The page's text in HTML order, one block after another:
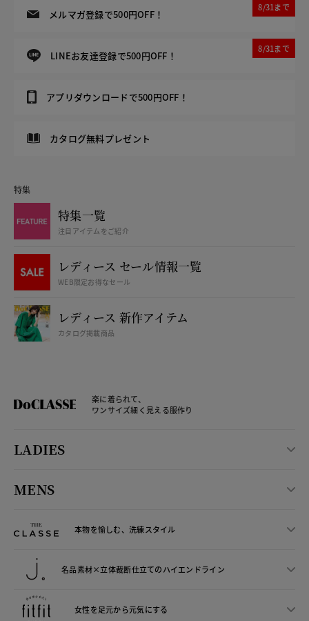
メルマガ登録で500円OFF！
8/31まで
LINEお友達登録で500円OFF！
8/31まで
アプリダウンロードで500円OFF！
カタログ無料プレゼント
特集
特集一覧
注目アイテムをご紹介
レディース セール情報一覧
WEB限定お得なセール
レディース 新作アイテム
カタログ掲載商品
楽に着られて、
ワンサイズ細く見える服作り
LADIES
MENS
本物を愉しむ、洗練スタイル
名品素材×立体裁断仕立てのハイエンドライン
女性を足元から元気にする